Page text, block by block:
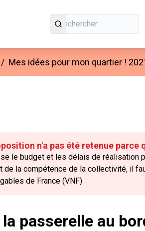
/ Mes idées pour mon quartier !
n'a pas été retenue parce
le budget et les délais de réalisation
de la compétence de la collectivité, il
de France (VNF)
passerelle au